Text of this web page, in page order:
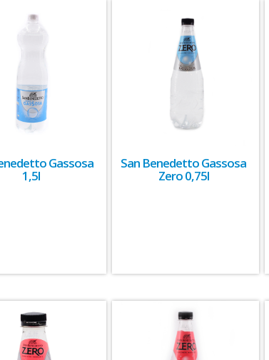
Gassosa
1,5l
San Benedetto Gassosa
Zero 0,75l